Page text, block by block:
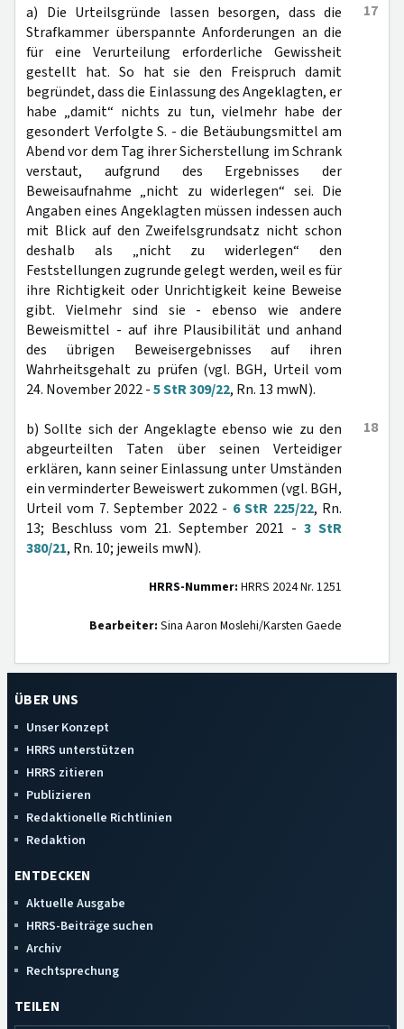
17
a) Die Urteilsgründe lassen besorgen, dass die
Strafkammer überspannte Anforderungen an die
für eine Verurteilung erforderliche Gewissheit
gestellt hat. So hat sie den Freispruch damit
begründet, dass die Einlassung des Angeklagten, er
habe „damit“ nichts zu tun, vielmehr habe der
gesondert Verfolgte S. - die Betäubungsmittel am
Abend vor dem Tag ihrer Sicherstellung im Schrank
verstaut, aufgrund des Ergebnisses der
Beweisaufnahme „nicht zu widerlegen“ sei. Die
Angaben eines Angeklagten müssen indessen auch
mit Blick auf den Zweifelsgrundsatz nicht schon
deshalb als „nicht zu widerlegen“ den
Feststellungen zugrunde gelegt werden, weil es für
ihre Richtigkeit oder Unrichtigkeit keine Beweise
gibt. Vielmehr sind sie - ebenso wie andere
Beweismittel - auf ihre Plausibilität und anhand
des übrigen Beweisergebnisses auf ihren
Wahrheitsgehalt zu prüfen (vgl. BGH, Urteil vom
24. November 2022 -5 StR 309/22, Rn. 13 mwN).
18
b) Sollte sich der Angeklagte ebenso wie zu den
abgeurteilten Taten über seinen Verteidiger
erklären, kann seiner Einlassung unter Umständen
ein verminderter Beweiswert zukommen (vgl. BGH,
Urteil vom 7. September 2022 - 6 StR 225/22, Rn.
13; Beschluss vom 21. September 2021 - 3 StR
380/21, Rn. 10; jeweils mwN).
HRRS-Nummer: HRRS 2024 Nr. 1251
Bearbeiter: Sina Aaron Moslehi/Karsten Gaede
ÜBER UNS
Unser Konzept
HRRS unterstützen
HRRS zitieren
Publizieren
Redaktionelle Richtlinien
Redaktion
ENTDECKEN
Aktuelle Ausgabe
HRRS-Beiträge suchen
Archiv
Rechtsprechung
TEILEN